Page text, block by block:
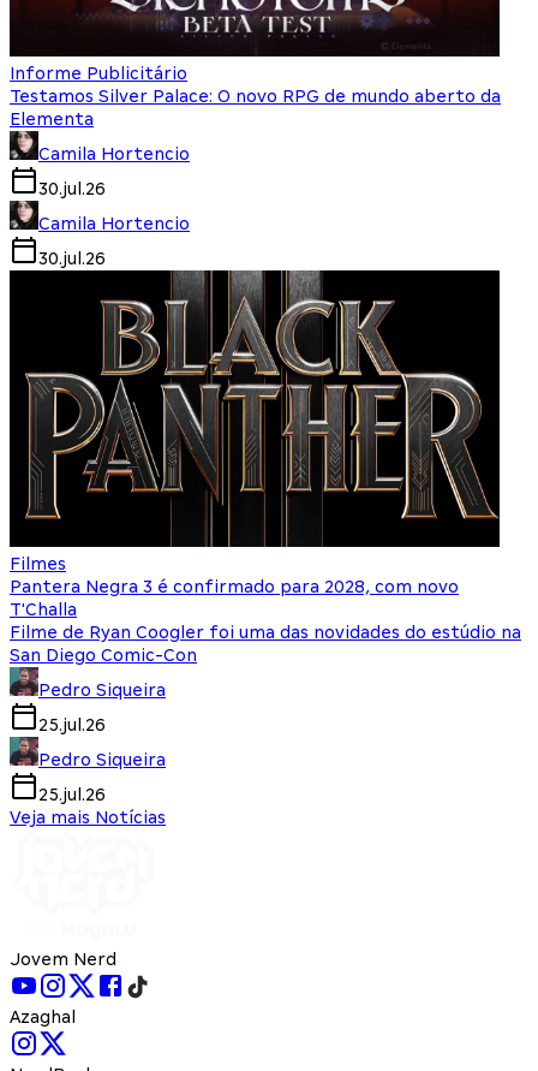
Informe Publicitário
Testamos Silver Palace: O novo RPG de mundo aberto da
Elementa
Camila Hortencio
30.jul.26
Camila Hortencio
30.jul.26
Filmes
Pantera Negra 3 é confirmado para 2028, com novo
T'Challa
Filme de Ryan Coogler foi uma das novidades do estúdio na
San Diego Comic-Con
Pedro Siqueira
25.jul.26
Pedro Siqueira
25.jul.26
Veja mais Notícias
Jovem Nerd
Azaghal